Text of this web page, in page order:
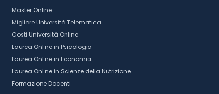
Master Online
Migliore Università Telematica
Costi Università Online
Laurea Online in Psicologia
Laurea Online in Economia
Laurea Online in Scienze della Nutrizione
Formazione Docenti